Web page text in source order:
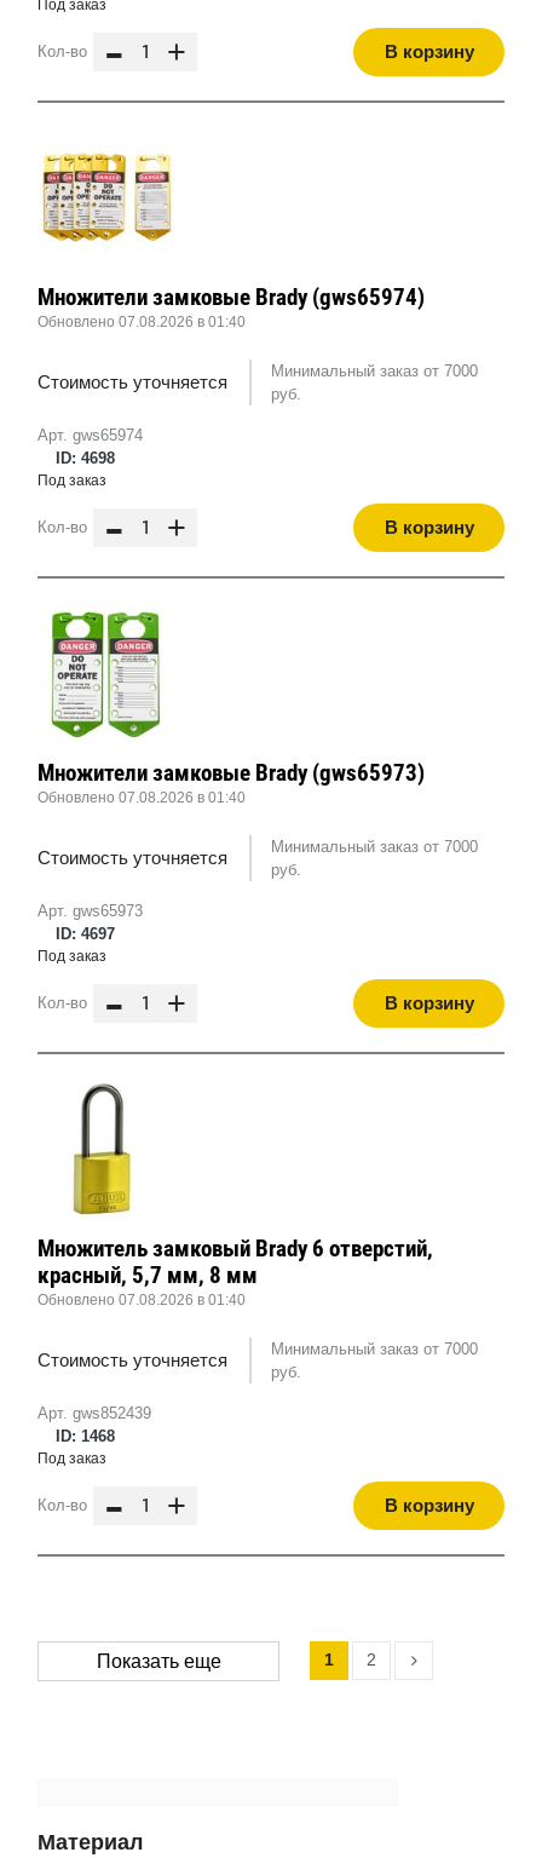
Материал
Под заказ
Кол-во - + В корзину
Арт. gws65974
ID: 4698
Множители замковые Brady (gws65974)
Обновлено 07.08.2026 в 01:40
Стоимость уточняется
Минимальный заказ от 7000
руб.
Под заказ
Кол-во - + В корзину
Арт. gws65973
ID: 4697
Множители замковые Brady (gws65973)
Обновлено 07.08.2026 в 01:40
Стоимость уточняется
Минимальный заказ от 7000
руб.
Под заказ
Кол-во - + В корзину
Арт. gws852439
ID: 1468
Множитель замковый Brady 6 отверстий,
красный, 5,7 мм, 8 мм
Обновлено 07.08.2026 в 01:40
Стоимость уточняется
Минимальный заказ от 7000
руб.
Под заказ
Кол-во - + В корзину
Показать еще 1 2